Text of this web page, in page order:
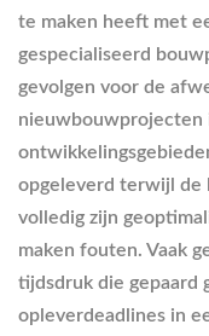
te maken heeft met
gespecialiseerd
gevolgen voor de
nieuwbouwprojecten
opgeleverd terwijl de
volledig zijn
maken fouten. Vaak
tijdsdruk die gepaard
opleverdeadlines in